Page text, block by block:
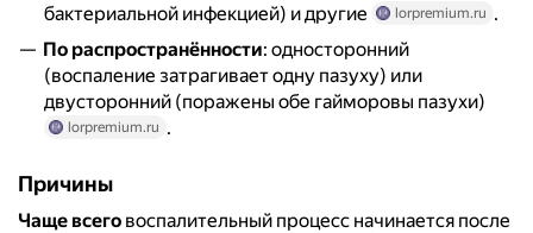
бактериальной инфекцией) и другие lorpremium.ru .
По распространённости: односторонний
(воспаление затрагивает одну пазуху) или
двусторонний (поражены обе гайморовы пазухи)
lorpremium.ru .
Причины
Чаще всего воспалительный процесс начинается после